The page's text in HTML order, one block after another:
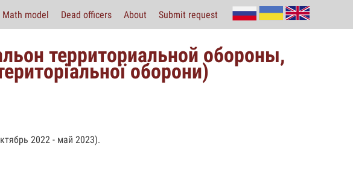
Math model Dead officers About Submit request
территориальной обороны,
оборони)
2022 - май 2023).